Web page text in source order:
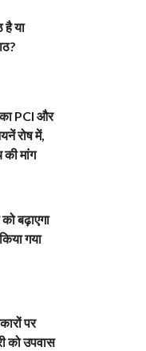
है या
का PCI और
रोष में,
की मांग
बढ़ाएगा
गया
पर
को उपवास